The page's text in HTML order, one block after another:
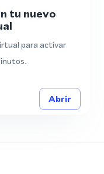
tu nuevo
para activar
Abrir